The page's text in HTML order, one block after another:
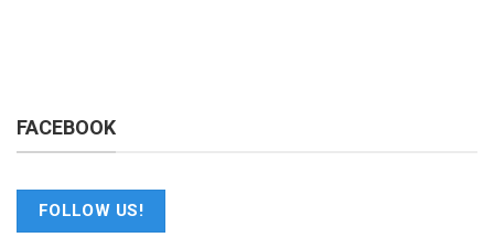
FACEBOOK
FOLLOW US!